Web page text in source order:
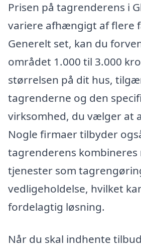
Prisen på tagrenderens i
variere afhængigt af flere
Generelt set, kan du
området 1.000 til 3.000
størrelsen på dit hus,
tagrenderne og den
virksomhed, du vælger at
Nogle firmaer tilbyder
tagrenderens kombineres
tjenester som
vedligeholdelse, hvilket
fordelagtig løsning.
Når du skal indhente